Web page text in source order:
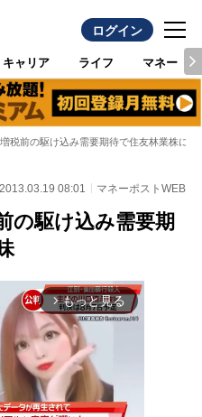
ログイン
キャリア ライフ マネー
税前の駆け込み需要期待で住友林業株に妙
2013.03.19 08:01 マネーポストWEB
の駆け込み需要期
arrow_forward_ios もっと見る